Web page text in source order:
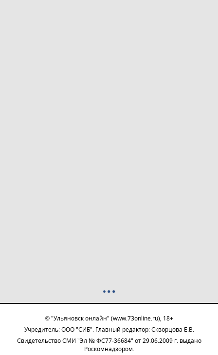
© "Ульяновск онлайн" (www.73online.ru), 18+
Учредитель: ООО "СИБ". Главный редактор: Скворцова Е.В.
Свидетельство СМИ "Эл № ФС77-36684" от 29.06.2009 г. выдано
Роскомнадзором.